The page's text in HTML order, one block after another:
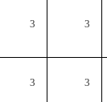
3 3
3 3